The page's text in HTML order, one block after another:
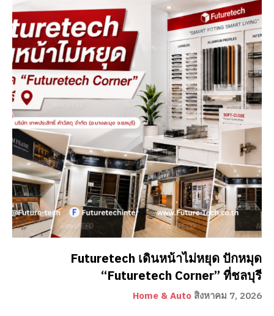
Futuretech เดินหน้าไม่หยุด ปักหมุด
“Futuretech Corner” ที่ชลบุรี
Home & Auto สิงหาคม 7, 2026